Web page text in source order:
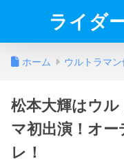
ライダ
ホーム ウルトラマ
松本大輝はウ
マ初出演！オ
レ！